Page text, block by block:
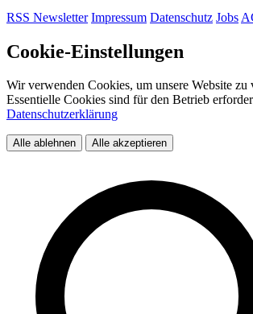
RSS Newsletter Impressum Datenschutz Jobs
Cookie-Einstellungen
Wir verwenden Cookies, um unsere Website zu
Essentielle Cookies sind für den Betrieb
Datenschutzerklärung
Alle ablehnen Alle akzeptieren